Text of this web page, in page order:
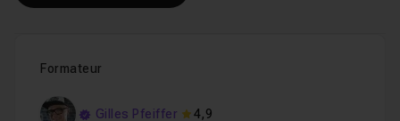
Formateur
Gilles Pfeiffer 4,9